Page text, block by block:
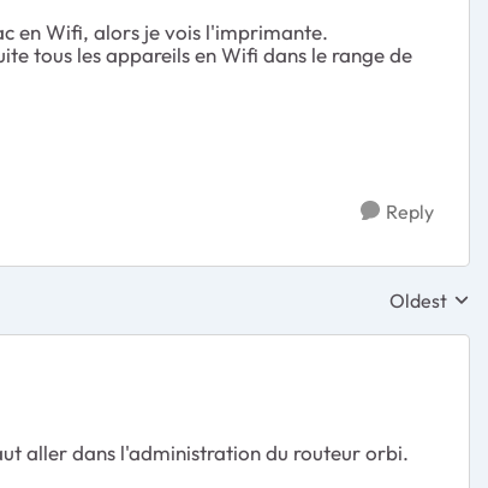
en Wifi, alors je vois l'imprimante.
tous les appareils en Wifi dans le range de
Reply
Replies
Oldest
aller dans l'administration du routeur orbi.